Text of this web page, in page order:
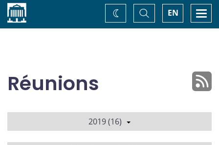
Accueil EN
Basculer
la
recherche
Changez
de
Réunions
2019 (16)